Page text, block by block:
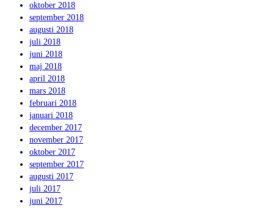
oktober 2018
september 2018
augusti 2018
juli 2018
juni 2018
maj 2018
april 2018
mars 2018
februari 2018
januari 2018
december 2017
november 2017
oktober 2017
september 2017
augusti 2017
juli 2017
juni 2017